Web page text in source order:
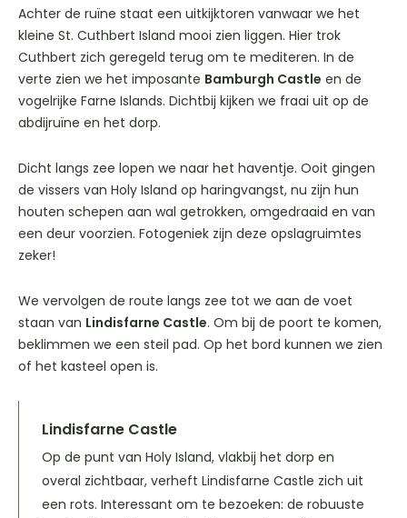
Achter de ruïne staat een uitkijktoren vanwaar we het
kleine St. Cuthbert Island mooi zien liggen. Hier trok
Cuthbert zich geregeld terug om te mediteren. In de
verte zien we het imposante Bamburgh Castle en de
vogelrijke Farne Islands. Dichtbij kijken we fraai uit op de
abdijruïne en het dorp.
Dicht langs zee lopen we naar het haventje. Ooit gingen
de vissers van Holy Island op haringvangst, nu zijn hun
houten schepen aan wal getrokken, omgedraaid en van
een deur voorzien. Fotogeniek zijn deze opslagruimtes
zeker!
We vervolgen de route langs zee tot we aan de voet
staan van Lindisfarne Castle. Om bij de poort te komen,
beklimmen we een steil pad. Op het bord kunnen we zien
of het kasteel open is.
Lindisfarne Castle
Op de punt van Holy Island, vlakbij het dorp en
overal zichtbaar, verheft Lindisfarne Castle zich uit
een rots. Interessant om te bezoeken: de robuuste